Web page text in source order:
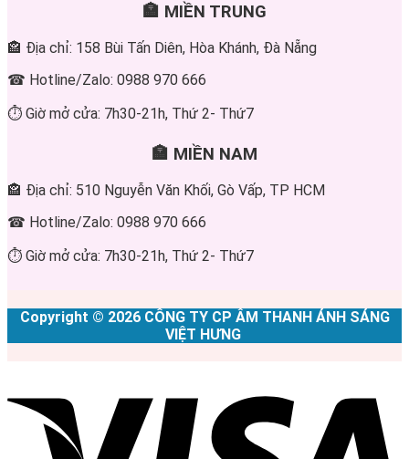
🏣 MIỀN TRUNG
🏤 Địa chỉ: 158 Bùi Tấn Diên, Hòa Khánh, Đà Nẵng
☎ Hotline/Zalo: 0988 970 666
⏱ Giờ mở cửa: 7h30-21h, Thứ 2- Thứ7
🏣 MIỀN NAM
🏤 Địa chỉ: 510 Nguyễn Văn Khối, Gò Vấp, TP HCM
☎ Hotline/Zalo: 0988 970 666
⏱ Giờ mở cửa: 7h30-21h, Thứ 2- Thứ7
Copyright © 2026 CÔNG TY CP ÂM THANH ÁNH SÁNG
VIỆT HƯNG